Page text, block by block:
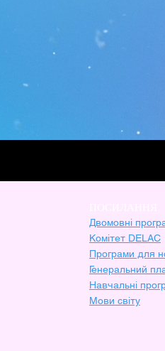
Двомовні
Комітет DELAC
Програми для
Генеральний
Навчальні
Мови світу